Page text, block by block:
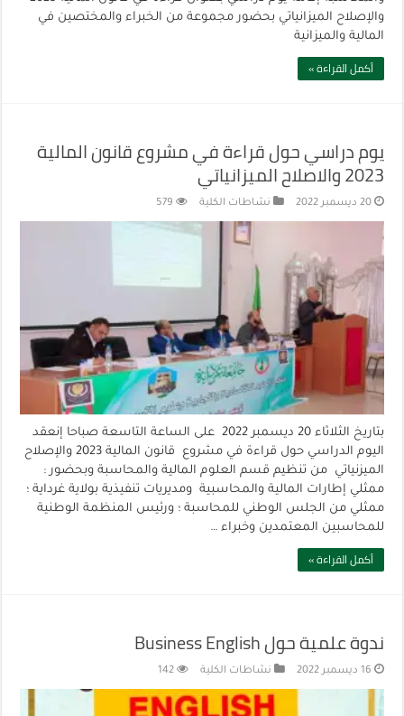
والإصلاح الميزانياتي بحضور مجموعة من الخبراء والمختصين في
المالية والميزانية
أكمل القراءة »
يوم دراسي حول قراءة في مشروع قانون المالية
2023 والاصلاح الميزانياتي
20 ديسمبر 2022 نشاطات الكلية 579
بتاريخ الثلاثاء 20 ديسمبر 2022 على الساعة التاسعة صباحا إنعقد
اليوم الدراسي حول قراءة في مشروع قانون المالية 2023 والإصلاح
الميزنياتي من تنظيم قسم العلوم المالية والمحاسبة وبحضور :
ممثلي إطارات المالية والمحاسبية ومديريات تنفيذية بولاية غرداية ؛
ممثلي من الجلس الوطني للمحاسبة ؛ ورئيس المنظمة الوطنية
للمحاسبين المعتمدين وخبراء …
أكمل القراءة »
ندوة علمية حول Business English
16 ديسمبر 2022 نشاطات الكلية 142